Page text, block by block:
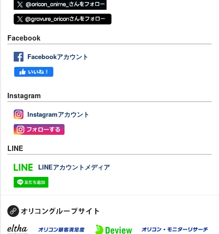
Facebook
Facebookアカウント
Instagram
Instagramアカウント
LINE
LINEアカウントメディア